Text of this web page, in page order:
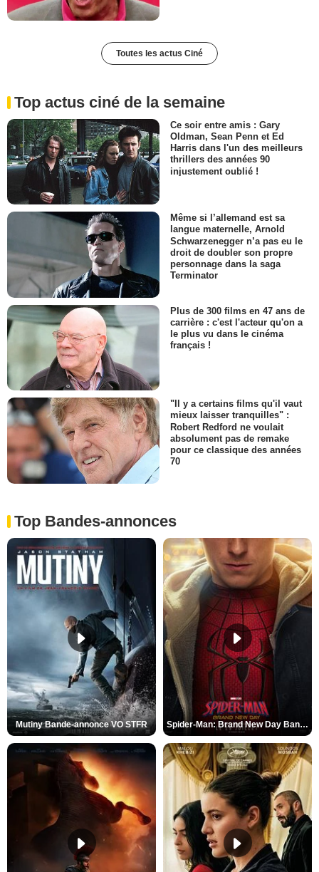
Toutes les actus Ciné
Top actus ciné de la semaine
Ce soir entre amis : Gary
Oldman, Sean Penn et Ed
Harris dans l'un des meilleurs
thrillers des années 90
injustement oublié !
Même si l’allemand est sa
langue maternelle, Arnold
Schwarzenegger n’a pas eu le
droit de doubler son propre
personnage dans la saga
Terminator
Plus de 300 films en 47 ans de
carrière : c'est l'acteur qu'on a
le plus vu dans le cinéma
français !
"Il y a certains films qu'il vaut
mieux laisser tranquilles" :
Robert Redford ne voulait
absolument pas de remake
pour ce classique des années
70
Top Bandes-annonces
Mutiny Bande-annonce VO STFR Spider-Man: Brand New Day Bande-annonce VO STFR